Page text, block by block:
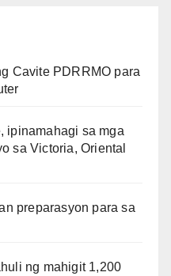
Cavite PDRRMO para
ipinamahagi sa mga
sa Victoria, Oriental
preparasyon para sa
ng mahigit 1,200